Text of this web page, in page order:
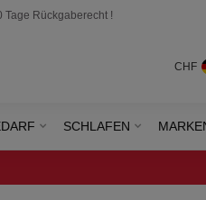
Tage Rückgaberecht !
CHF
SCHLAFEN